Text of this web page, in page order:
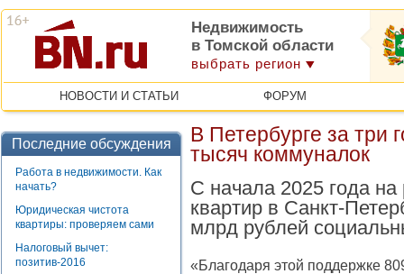
Недвижимость
в Томской области
выбрать регион
НОВОСТИ И СТАТЬИ ФОРУМ
Последние обсуждения
Работа в недвижимости. Как
начать?
Юридическая чистота
квартиры: проверяем сами
Налоговый вычет:
позитив-2016
В Петербурге за три
тысяч коммуналок
С начала 2025 года
квартир в
млрд рублей
«Благодаря этой поддержке